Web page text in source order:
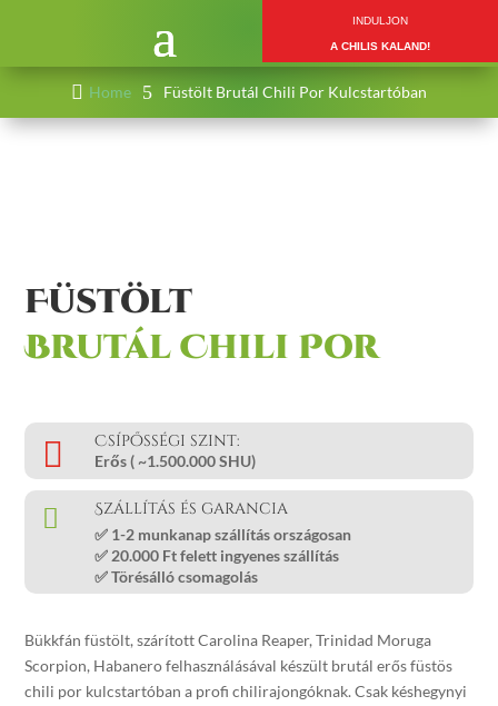
INDULJON
A CHILIS KALAND!
 Home 5 Füstölt Brutál Chili Por Kulcstartóban
Füstölt
Brutál Chili Por
 Csípősségi szint:
Erős (~1.500.000SHU)
 Szállítás és garancia
✅ 1-2 munkanapszállítás országosan
✅ 20.000 Ft felett ingyenesszállítás
✅Törésállócsomagolás
Bükkfán füstölt, szárított Carolina Reaper, Trinidad Moruga
Scorpion, Habanero felhasználásával készült brutál erős füstös
chili por kulcstartóban a profi chilirajongóknak. Csak késhegynyi